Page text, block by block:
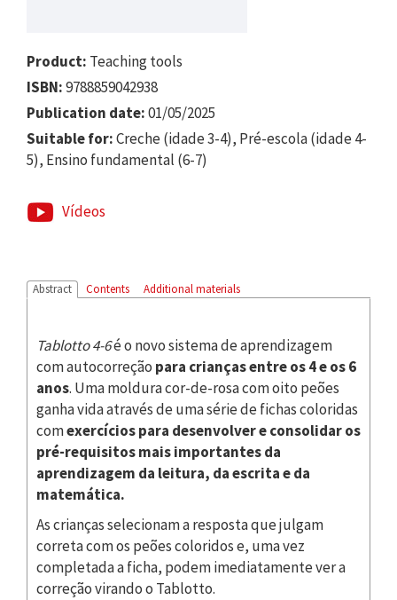
Product: Teaching tools
ISBN:9788859042938
Publication date:01/05/2025
Suitable for:Creche (idade 3-4), Pré-escola (idade 4-
5), Ensino fundamental (6-7)
Vídeos
Abstract Contents Additional materials
Tablotto 4-6é o novo sistema de aprendizagem
com autocorreção para crianças entre os 4 e os 6
anos. Uma moldura cor-de-rosa com oito peões
ganha vida através de uma série de fichas coloridas
comexercícios para desenvolver e consolidar os
pré-requisitos mais importantes da
aprendizagem da leitura, da escrita e da
matemática.
As crianças selecionam a resposta que julgam
correta com os peões coloridos e, uma vez
completada a ficha, podem imediatamente ver a
correção virando o Tablotto.